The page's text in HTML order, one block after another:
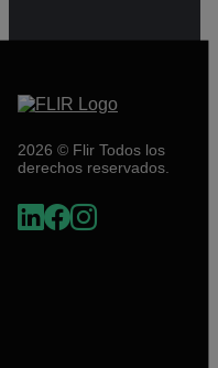
2026 © Flir Todos los
derechos reservados.